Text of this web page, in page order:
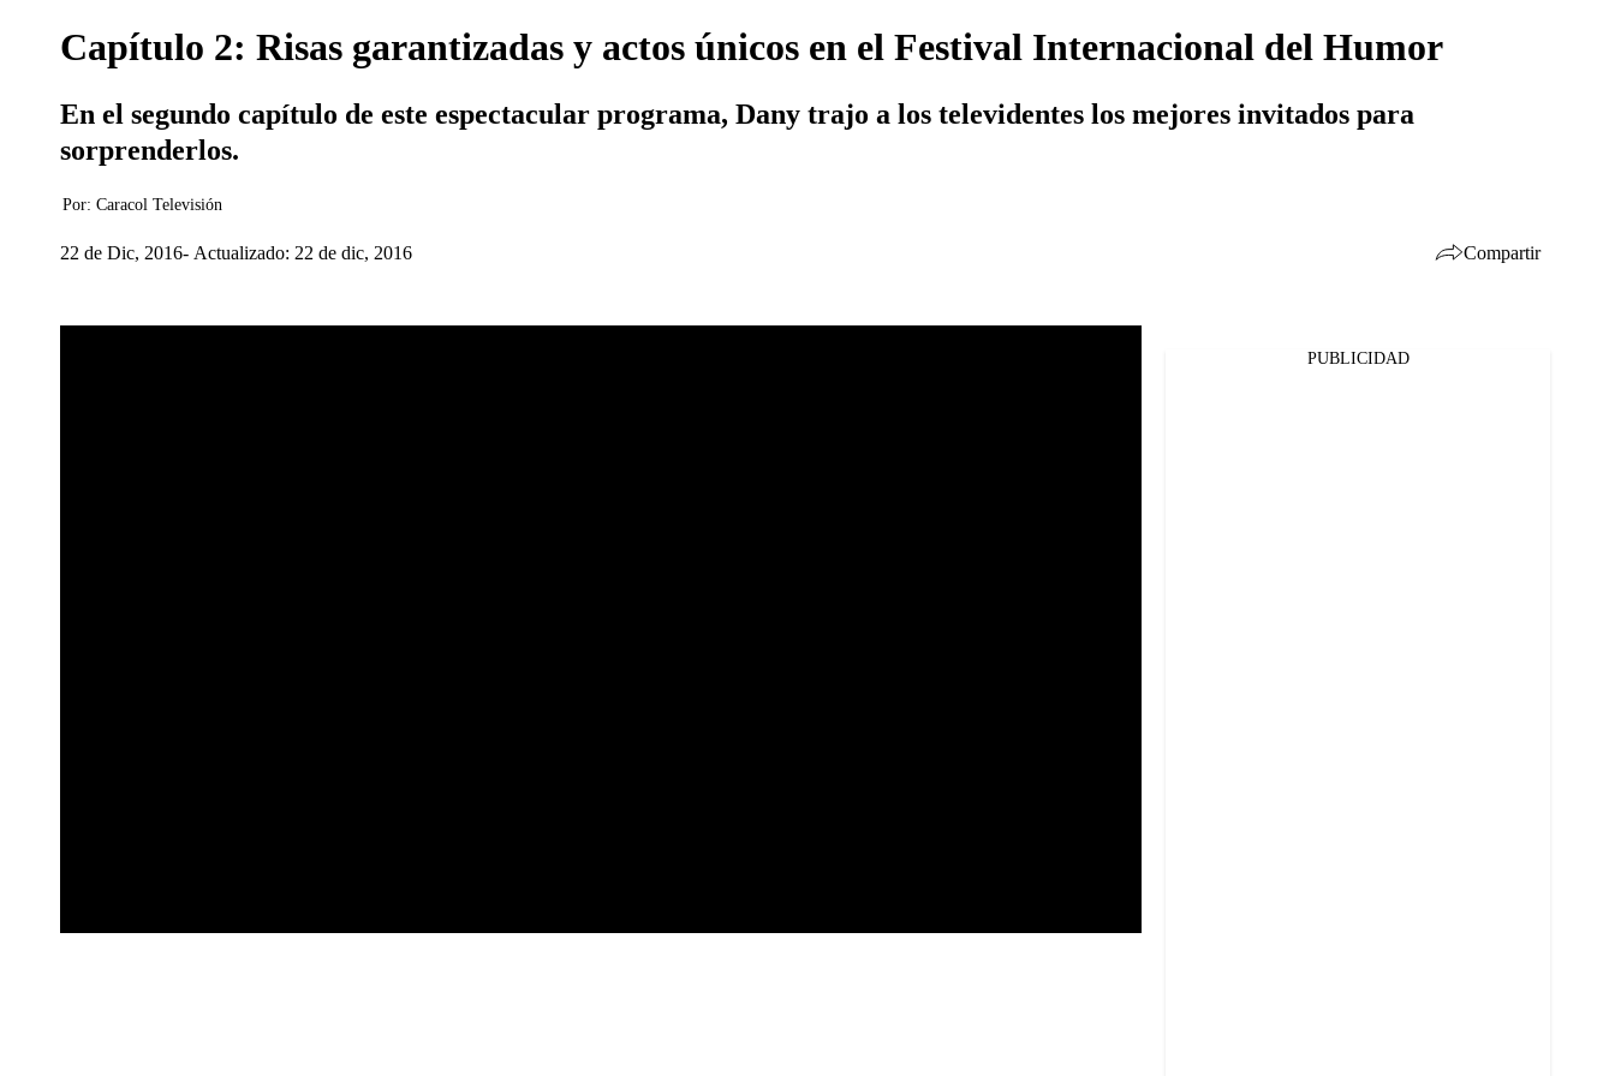
Capítulo 2: Risas garantizadas y actos únicos en el Festival Internacional del Humor
En el segundo capítulo de este espectacular programa, Dany trajo a los televidentes los mejores invitados para
sorprenderlos.
Por: Caracol Televisión
22 de Dic, 2016 Actualizado: 22 de dic, 2016 Compartir
PUBLICIDAD